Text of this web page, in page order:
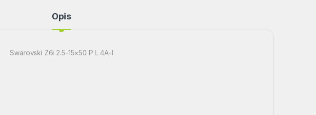
Opis
Swarovski Z6i 2.5-15×50 P L 4A-I